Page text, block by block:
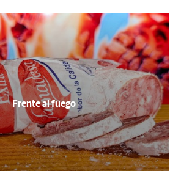
Frente al fuego